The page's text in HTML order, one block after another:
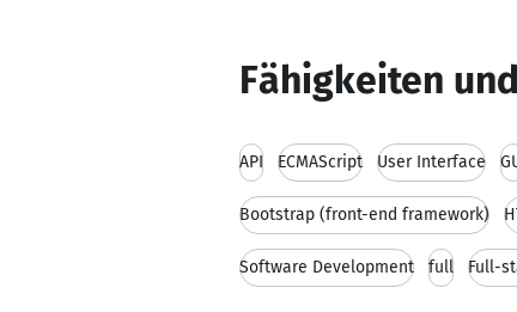
Fähigkeiten
API ECMAScript User Interface
Bootstrap (front-end framework)
Software Development full Full-